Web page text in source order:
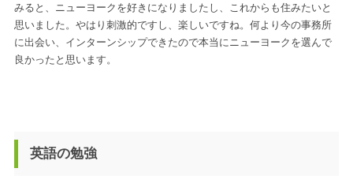
みると、ニューヨークを好きになりましたし、これからも住みたいと
思いました。やはり刺激的ですし、楽しいですね。何より今の事務所
に出会い、インターンシップできたので本当にニューヨークを選んで
良かったと思います。
英語の勉強